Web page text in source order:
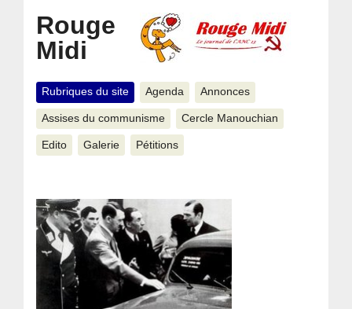
Rouge
Midi
Rubriques du site Agenda Annonces
Assises du communisme Cercle Manouchian
Edito Galerie Pétitions